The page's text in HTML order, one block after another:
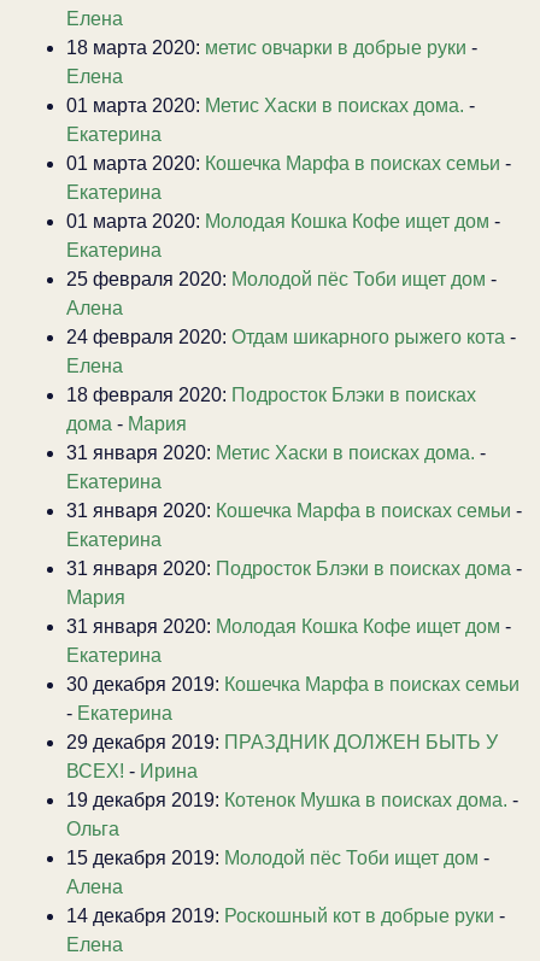
Елена
18 марта 2020: метис овчарки в добрые руки -
Елена
01 марта 2020: Метис Хаски в поисках дома. -
Екатерина
01 марта 2020: Кошечка Марфа в поисках семьи -
Екатерина
01 марта 2020: Молодая Кошка Кофе ищет дом -
Екатерина
25 февраля 2020: Молодой пёс Тоби ищет дом -
Алена
24 февраля 2020: Отдам шикарного рыжего кота -
Елена
18 февраля 2020: Подросток Блэки в поисках
дома - Мария
31 января 2020: Метис Хаски в поисках дома. -
Екатерина
31 января 2020: Кошечка Марфа в поисках семьи -
Екатерина
31 января 2020: Подросток Блэки в поисках дома -
Мария
31 января 2020: Молодая Кошка Кофе ищет дом -
Екатерина
30 декабря 2019: Кошечка Марфа в поисках семьи
- Екатерина
29 декабря 2019: ПРАЗДНИК ДОЛЖЕН БЫТЬ У
ВСЕХ! - Ирина
19 декабря 2019: Котенок Мушка в поисках дома. -
Ольга
15 декабря 2019: Молодой пёс Тоби ищет дом -
Алена
14 декабря 2019: Роскошный кот в добрые руки -
Елена